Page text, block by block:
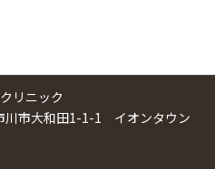
リニック
川市大和田1-1-1 イオンタウン